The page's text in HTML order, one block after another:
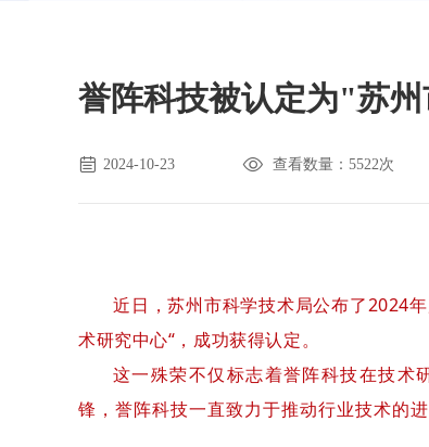
配套辅机
誉阵科技被认定为"苏
2024-10-23 查看数量：5522次
近日，苏州市科学技术局公布了2024
术研究中心“，成功获得认定。
这一殊荣不仅标志着誉阵科技在技术
锋，誉阵科技一直致力于推动行业技术的